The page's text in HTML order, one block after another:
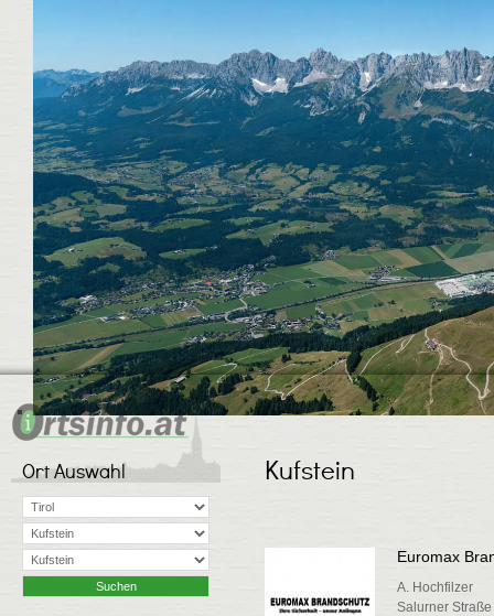
Ort Auswahl Kufstein
Euromax
A. Hochfilzer
Salurner